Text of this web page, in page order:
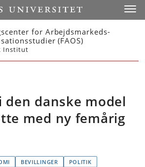
for Arbejdsmarkeds-
(FAOS)
Institut
den danske model
med ny femårig
BEVILLINGER POLITIK